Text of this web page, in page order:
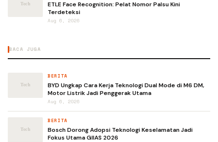
ETLE Face Recognition: Pelat Nomor Palsu Kini
Terdeteksi
Aug 6, 2026
BACA JUGA
BERITA
BYD Ungkap Cara Kerja Teknologi Dual Mode di M6 DM,
Motor Listrik Jadi Penggerak Utama
Aug 6, 2026
BERITA
Bosch Dorong Adopsi Teknologi Keselamatan Jadi
Fokus Utama GIIAS 2026